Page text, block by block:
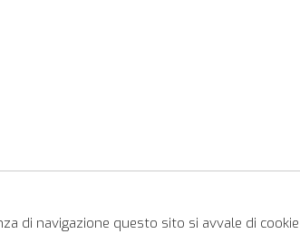
di navigazione questo sito si avvale di